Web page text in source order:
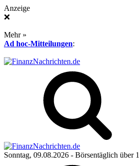
Anzeige
❌
Mehr »
Ad hoc-Mitteilungen:
Sonntag, 09.08.2026 - Börsentäglich über